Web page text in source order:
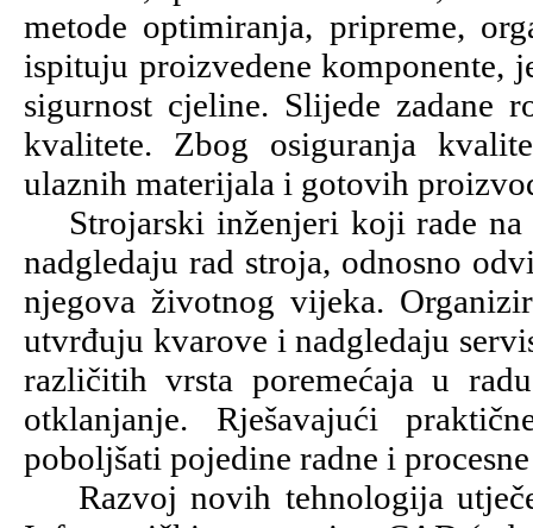
metode optimiranja, pripreme,
ispituju proizvedene komponente,
sigurnost cjeline. Slijede zadane
kvalitete. Zbog osiguranja
ulaznih materijala i gotovih
Strojarski inženjeri koji rade na
nadgledaju rad stroja, odnosno
njegova životnog vijeka.
utvrđuju kvarove i nadgledaju
različitih vrsta poremećaja u
otklanjanje. Rješavajući
poboljšati pojedine radne i
Razvoj novih tehnologija